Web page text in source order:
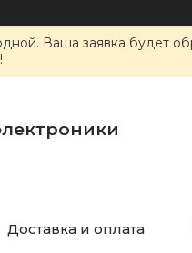
Ваша заявка будет
Доставка и оплата